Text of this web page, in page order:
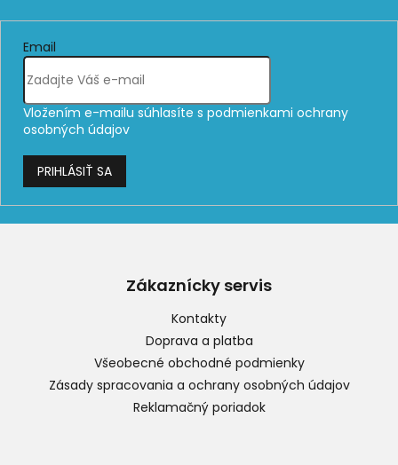
Email
Vložením e-mailu súhlasíte s podmienkami ochrany
osobných údajov
PRIHLÁSIŤ SA
Z
Zákaznícky servis
Kontakty
Doprava a platba
Všeobecné obchodné podmienky
Zásady spracovania a ochrany osobných údajov
Reklamačný poriadok